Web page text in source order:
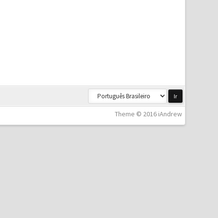
Theme © 2016 iAndrew